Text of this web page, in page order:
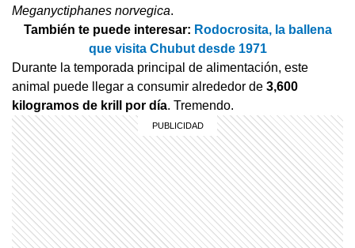
Meganyctiphanes norvegica.
También te puede interesar: Rodocrosita, la ballena
que visita Chubut desde 1971
Durante la temporada principal de alimentación, este
animal puede llegar a consumir alrededor de 3,600
kilogramos de krill por día. Tremendo.